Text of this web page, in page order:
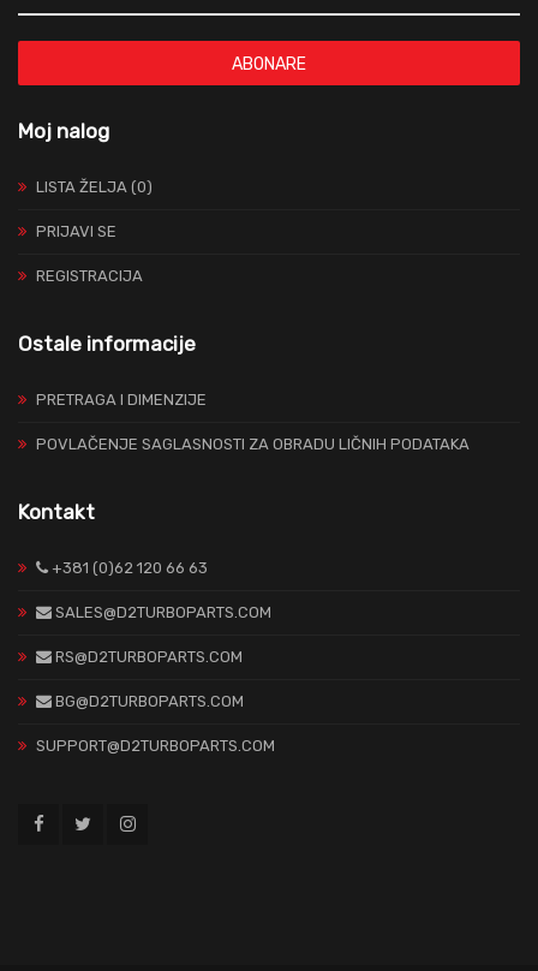
ABONARE
Moj nalog
LISTA ŽELJA (0)
PRIJAVI SE
REGISTRACIJA
Ostale informacije
PRETRAGA I DIMENZIJE
POVLAČENJE SAGLASNOSTI ZA OBRADU LIČNIH PODATAKA
Kontakt
+381 (0)62 120 66 63
SALES@D2TURBOPARTS.COM
RS@D2TURBOPARTS.COM
BG@D2TURBOPARTS.COM
SUPPORT@D2TURBOPARTS.COM